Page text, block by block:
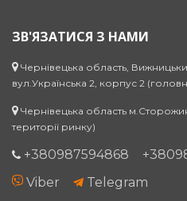
ЗВ'ЯЗАТИСЯ З НАМИ
Чернівецька область,
вул.Українська 2, корпус 2
Чернівецька область
території ринку)
+380987594868
Viber
Telegram